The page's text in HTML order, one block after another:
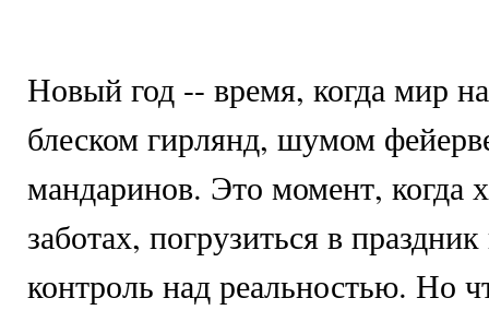
Новый год -- время, когда мир
блеском гирлянд, шумом
мандаринов. Это момент, когда
заботах, погрузиться в
контроль над реальностью. Но